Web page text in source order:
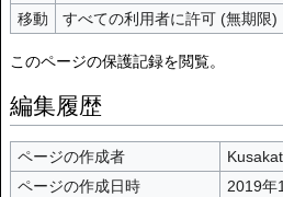
移動
すべての利用者に許可 (無期限)
このページの保護記録を閲覧。
編集履歴
ページの作成者
ページの作成日時
2019年